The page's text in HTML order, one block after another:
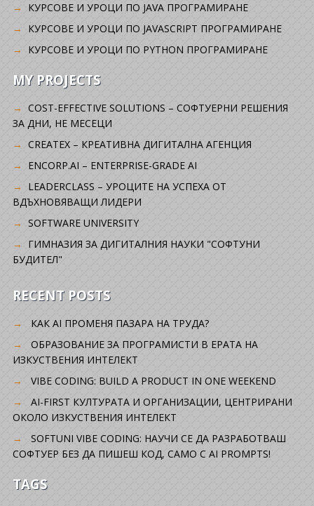
КУРСОВЕ И УРОЦИ ПО JAVA ПРОГРАМИРАНЕ
КУРСОВЕ И УРОЦИ ПО JAVASCRIPT ПРОГРАМИРАНЕ
КУРСОВЕ И УРОЦИ ПО PYTHON ПРОГРАМИРАНЕ
MY PROJECTS
COST-EFFECTIVE SOLUTIONS – СОФТУЕРНИ РЕШЕНИЯ
ЗА ДНИ, НЕ МЕСЕЦИ
CREATEX – КРЕАТИВНА ДИГИТАЛНА АГЕНЦИЯ
ENCORP.AI – ENTERPRISE-GRADE AI
LEADERCLASS – УРОЦИТЕ НА УСПЕХА ОТ
ВДЪХНОВЯВАЩИ ЛИДЕРИ
SOFTWARE UNIVERSITY
ГИМНАЗИЯ ЗА ДИГИТАЛНИЯ НАУКИ "СОФТУНИ
БУДИТЕЛ"
RECENT POSTS
КАК AI ПРОМЕНЯ ПАЗАРА НА ТРУДА?
ОБРАЗОВАНИЕ ЗА ПРОГРАМИСТИ В ЕРАТА НА
ИЗКУСТВЕНИЯ ИНТЕЛЕКТ
VIBE CODING: BUILD A PRODUCT IN ONE WEEKEND
AI-FIRST КУЛТУРАТА И ОРГАНИЗАЦИИ, ЦЕНТРИРАНИ
ОКОЛО ИЗКУСТВЕНИЯ ИНТЕЛЕКТ
SOFTUNI VIBE CODING: НАУЧИ СЕ ДА РАЗРАБОТВАШ
СОФТУЕР БЕЗ ДА ПИШЕШ КОД, САМО С AI PROMPTS!
TAGS